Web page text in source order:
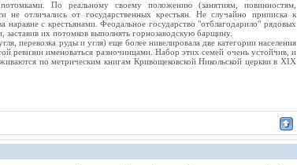
По реальному своему положению (занятиям, повинностям,
не отличались от государственных крестьян. Не случайно приписка к
с крестьянами. Феодальное государство "отблагодарило" рядовых
их потомков выполнять горнозаводскую барщину.
перевозка руды и угля) еще более нивелировала две категории населения
ревизии именоваться разночинцами. Набор этих семей очень устойчив, и
по метрическим книгам Кривощековской Никольской церкви в XIX